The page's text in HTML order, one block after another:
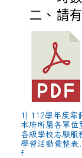
二、 請
1) 112學年度寒
本府所屬各單位
各級學校志願服
學習活動彙整表
f